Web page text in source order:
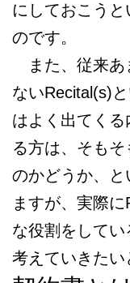
にしておこう
のです。
また、従来あ
ないRecital(s)
はよく出てく
る方は、そも
のかどうか、
ますが、実際
な役割をして
考えていきたい